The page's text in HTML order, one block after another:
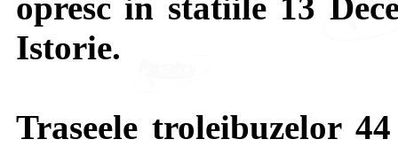
Istorie.
Traseele troleibuzelor